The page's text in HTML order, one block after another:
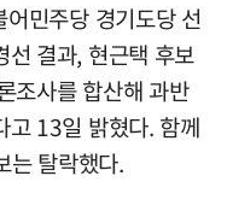
민주당 경기도당 선
결과, 현근택 후보
조사를 합산해 과반
고 13일 밝혔다. 함께
는 탈락했다.